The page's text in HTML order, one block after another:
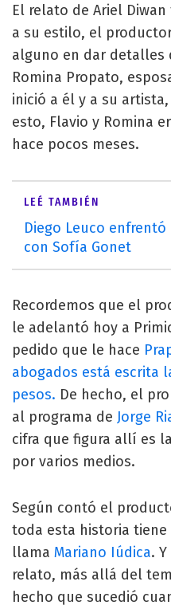
El relato de Ariel
a su estilo, el
alguno en dar detalles
Romina Propato,
inició a él y a su artista,
esto, Flavio y Romina
hace pocos meses.
LEÉ TAMBIÉN
Diego Leuco
con Sofía Gonet
Recordemos que el
le adelantó hoy a
pedido que le hace
abogados está escrita
pesos. De hecho, el
al programa de Jorge
cifra que figura allí es
por varios medios.
Según contó el
toda esta historia
llama Mariano Iúdica.
relato, más allá del
hecho que sucedió